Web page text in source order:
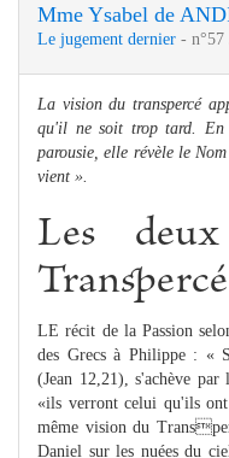
Mme Ysabel de
Le jugement dernier - n°57
La vision du transpercé
qu'il ne soit trop tard. En
parousie, elle révèle le
vient ».
Les
Transpercé
LE récit de la Passion
des Grecs à Philippe : «
(Jean 12,21), s'achève
«ils verront celui qu'ils ont
même vision du
Daniel sur les nuées du